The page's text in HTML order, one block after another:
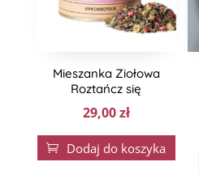
Mieszanka Ziołowa
Roztańcz się
29,00zł
 Dodaj do koszyka